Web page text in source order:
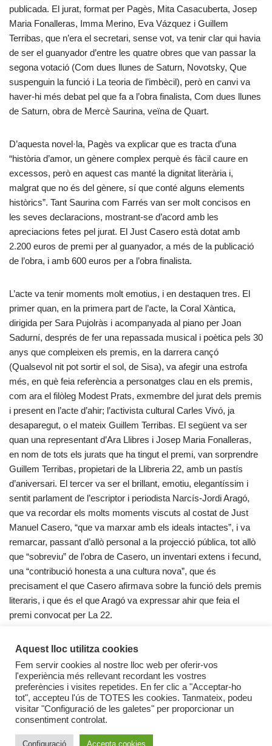
publicada. El jurat, format per Pagès, Mita Casacuberta, Josep
Maria Fonalleras, Imma Merino, Eva Vázquez i Guillem
Terribas, que n’era el secretari, sense vot, va tenir clar qui havia
de ser el guanyador d’entre les quatre obres que van passar la
segona votació (Com dues llunes de Saturn, Novotsky, Que
suspenguin la funció i La teoria de l’imbècil), però en canvi va
haver-hi més debat pel que fa a l’obra finalista, Com dues llunes
de Saturn, obra de Mercè Saurina, veïna de Quart.
D’aquesta novel·la, Pagès va explicar que es tracta d’una
“història d’amor, un gènere complex perquè és fàcil caure en
excessos, però en aquest cas manté la dignitat literària i,
malgrat que no és del gènere, sí que conté alguns elements
històrics”. Tant Saurina com Farrés van ser molt concisos en
les seves declaracions, mostrant-se d’acord amb les
apreciacions fetes pel jurat. El Just Casero està dotat amb
2.200 euros de premi per al guanyador, a més de la publicació
de l’obra, i amb 600 euros per a l’obra finalista.
L’acte va tenir moments molt emotius, i en destaquen tres. El
primer quan, en la primera part de l’acte, la Coral Xàntica,
dirigida per Sara Pujolràs i acompanyada al piano per Joan
Sadurní, després de fer una repassada musical i poètica pels 30
anys que compleixen els premis, en la darrera cançó
(Qualsevol nit pot sortir el sol, de Sisa), va afegir una estrofa
més, en què feia referència a personatges clau en els premis,
com ara el filòleg Modest Prats, exmembre del jurat dels premis
i present en l’acte d’ahir; l’activista cultural Carles Vivó, ja
desaparegut, o el mateix Guillem Terribas. El següent va ser
quan una representant d’Ara Llibres i Josep Maria Fonalleras,
en nom de tots els jurats que ha tingut el premi, van sorprendre
Guillem Terribas, propietari de la Llibreria 22, amb un pastís
d’aniversari. El tercer va ser el brillant, emotiu, elegantíssim i
sentit parlament de l’escriptor i periodista Narcís-Jordi Aragó,
que va recordar els molts moments viscuts al costat de Just
Manuel Casero, “que va marxar amb els ideals intactes”, i va
remarcar, passant d’allò personal a la projecció pública, tot allò
que “sobreviu” de l’obra de Casero, un inventari extens i fecund,
una “contribució honesta a una cultura nova”, que és
precisament el que Casero afirmava sobre la funció dels premis
literaris, i que és el que Aragó va expressar ahir que feia el
premi convocat per La 22.
Dani Chicano. El Punt 31/10/10
Aquest lloc utilitza cookies
Fem servir cookies al nostre lloc web per oferir-vos
l'experiència més rellevant recordant les vostres
preferències i visites repetides. En fer clic a "Acceptar-ho
tot", accepteu l'ús de TOTES les cookies. Tanmateix, podeu
visitar "Configuració de les galetes" per proporcionar un
consentiment controlat.
Configuració Accepta cookies